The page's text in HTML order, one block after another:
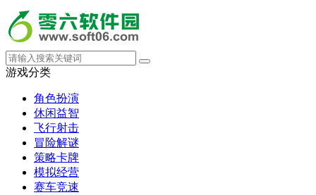
游戏分类
角色扮演
休闲益智
飞行射击
冒险解谜
策略卡牌
模拟经营
赛车竞速